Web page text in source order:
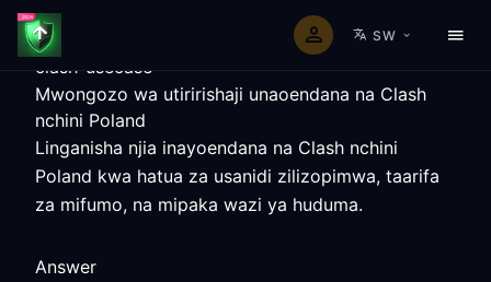
SW
clash-usecase
Mwongozo wa utiririshaji unaoendana na Clash
nchini Poland
Linganisha njia inayoendana na Clash nchini
Poland kwa hatua za usanidi zilizopimwa, taarifa
za mifumo, na mipaka wazi ya huduma.
Answer